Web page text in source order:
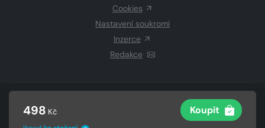
498 Kč Koupit
Cookies
Nastavení soukromí
Inzerce
Redakce
CZECH NEWS CENTER a.s.a dodavatelé
Vysázeno